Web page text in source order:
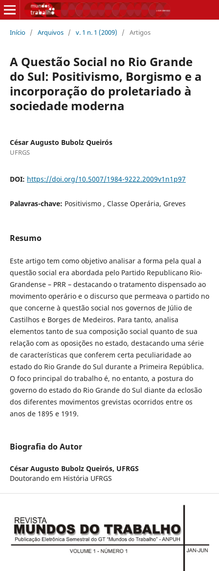
Início / Arquivos / v. 1 n. 1 (2009) / Artigos
A Questão Social no Rio Grande
do Sul: Positivismo, Borgismo e a
incorporação do proletariado à
sociedade moderna
César Augusto Bubolz Queirós
UFRGS
DOI: https://doi.org/10.5007/1984-9222.2009v1n1p97
Palavras-chave: Positivismo , Classe Operária, Greves
Resumo
Este artigo tem como objetivo analisar a forma pela qual a
questão social era abordada pelo Partido Republicano Rio-
Grandense – PRR – destacando o tratamento dispensado ao
movimento operário e o discurso que permeava o partido no
que concerne à questão social nos governos de Júlio de
Castilhos e Borges de Medeiros. Para tanto, analisa
elementos tanto de sua composição social quanto de sua
relação com as oposições no estado, destacando uma série
de características que conferem certa peculiaridade ao
estado do Rio Grande do Sul durante a Primeira República.
O foco principal do trabalho é, no entanto, a postura do
governo do estado do Rio Grande do Sul diante da eclosão
dos diferentes movimentos grevistas ocorridos entre os
anos de 1895 e 1919.
Biografia do Autor
César Augusto Bubolz Queirós, UFRGS
Doutorando em História UFRGS